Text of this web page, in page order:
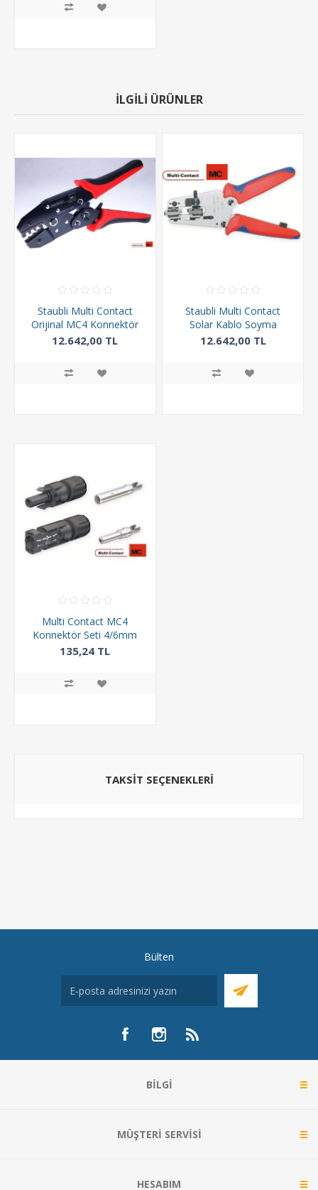
İLGILI ÜRÜNLER
Staubli Multi Contact
Orijinal MC4 Konnektör
Sıkma Pensesi - PV-CZM-
12.642,00 TL
Staubli Multi Contact
Solar Kablo Soyma
Pensesi - PV-AZM-410
12.642,00 TL
Multi Contact MC4
Konnektör Seti 4/6mm
(by Staubli)
135,24 TL
TAKSIT SEÇENEKLERI
Bülten
BILGI
MÜŞTERI SERVISI
HESABIM